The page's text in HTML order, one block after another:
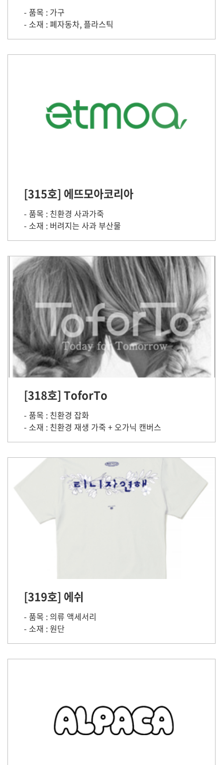
- 품목 : 가구
- 소재 : 폐자동차, 플라스틱
[315호] 에뜨모아코리아
- 품목 : 친환경 사과가죽
- 소재 : 버려지는 사과 부산물
[318호] ToforTo
- 품목 : 친환경 잡화
- 소재 : 친환경 재생 가죽 + 오가닉 캔버스
[319호] 에쉬
- 품목 : 의류 액세서리
- 소재 : 원단